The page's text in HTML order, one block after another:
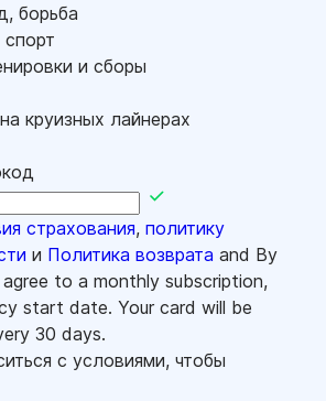
борьба
и сборы
круизных лайнерах
страхования, политику
и Политика возврата and By
to a monthly subscription,
start date. Your card will be
30 days.
с условиями, чтобы